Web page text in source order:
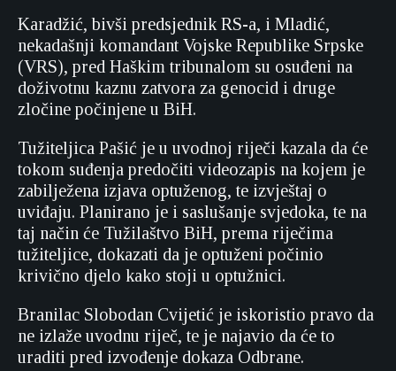
Karadžić, bivši predsjednik RS-a, i Mladić,
nekadašnji komandant Vojske Republike Srpske
(VRS), pred Haškim tribunalom su osuđeni na
doživotnu kaznu zatvora za genocid i druge
zločine počinjene u BiH.
Tužiteljica Pašić je u uvodnoj riječi kazala da će
tokom suđenja predočiti videozapis na kojem je
zabilježena izjava optuženog, te izvještaj o
uviđaju. Planirano je i saslušanje svjedoka, te na
taj način će Tužilaštvo BiH, prema riječima
tužiteljice, dokazati da je optuženi počinio
krivično djelo kako stoji u optužnici.
Branilac Slobodan Cvijetić je iskoristio pravo da
ne izlaže uvodnu riječ, te je najavio da će to
uraditi pred izvođenje dokaza Odbrane.